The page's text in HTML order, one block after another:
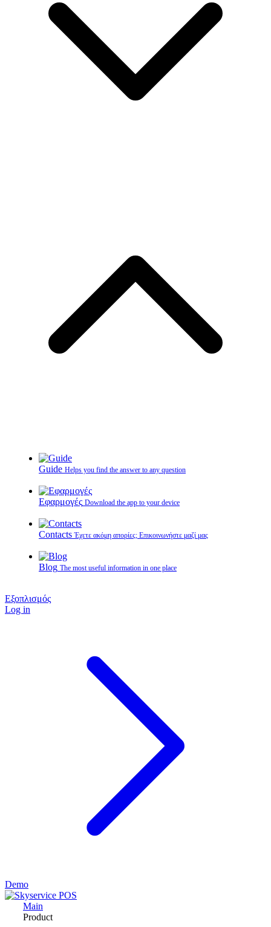
Guide Helps you find the answer to any question
Εφαρμογές Download the app to your device
Contacts Έχετε ακόμη απορίες; Επικοινωνήστε μαζί μας
Blog The most useful information in one place
Εξοπλισμός
Log in
Demo
Main
Product